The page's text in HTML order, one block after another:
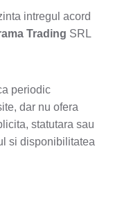
intregul acord
Trading SRL
periodic
dar nu ofera
statutara sau
si disponibilitatea